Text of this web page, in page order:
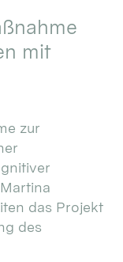
mit
zur
das Projekt
des